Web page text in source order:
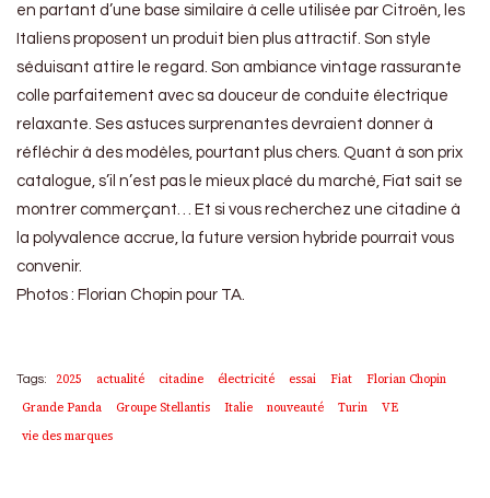
en partant d’une base similaire à celle utilisée par Citroën, les
Italiens proposent un produit bien plus attractif. Son style
séduisant attire le regard. Son ambiance vintage rassurante
colle parfaitement avec sa douceur de conduite électrique
relaxante. Ses astuces surprenantes devraient donner à
réfléchir à des modèles, pourtant plus chers. Quant à son prix
catalogue, s’il n’est pas le mieux placé du marché, Fiat sait se
montrer commerçant… Et si vous recherchez une citadine à
la polyvalence accrue, la future version hybride pourrait vous
convenir.
Photos : Florian Chopin pour TA.
Tags: 2025 actualité citadine électricité essai Fiat
Florian Chopin
Grande Panda
Groupe Stellantis Italie nouveauté Turin
VE
vie des marques